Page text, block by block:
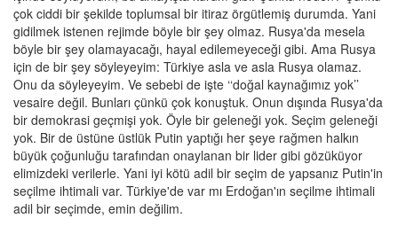
çok ciddi bir şekilde toplumsal bir itiraz örgütlemiş durumda. Yani
gidilmek istenen rejimde böyle bir şey olmaz. Rusya'da mesela
böyle bir şey olamayacağı, hayal edilemeyeceği gibi. Ama Rusya
için de bir şey söyleyeyim: Türkiye asla ve asla Rusya olamaz.
Onu da söyleyeyim. Ve sebebi de işte ‘‘doğal kaynağımız yok’’
vesaire değil. Bunları çünkü çok konuştuk. Onun dışında Rusya'da
bir demokrasi geçmişi yok. Öyle bir geleneği yok. Seçim geleneği
yok. Bir de üstüne üstlük Putin yaptığı her şeye rağmen halkın
büyük çoğunluğu tarafından onaylanan bir lider gibi gözüküyor
elimizdeki verilerle. Yani iyi kötü adil bir seçim de yapsanız Putin'in
seçilme ihtimali var. Türkiye'de var mı Erdoğan'ın seçilme ihtimali
adil bir seçimde, emin değilim.